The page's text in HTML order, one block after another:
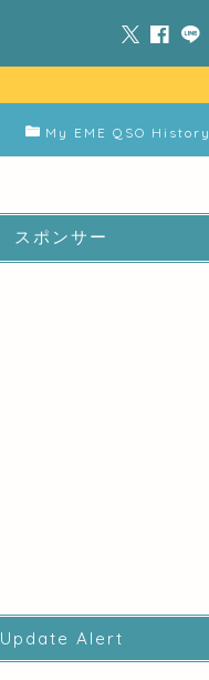
My EME QSO History
スポンサー
Update Alert